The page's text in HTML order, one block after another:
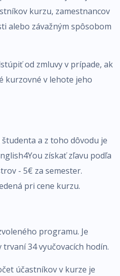
kurzu, zamestnancov
alebo závažným spôsobom
od zmluvy v prípade, ak
kurzovné v lehote jeho
a z toho dôvodu je
získať zľavu podľa
- 5€ za semester.
pri cene kurzu.
programu. Je
34 vyučovacích hodín.
účastníkov v kurze je